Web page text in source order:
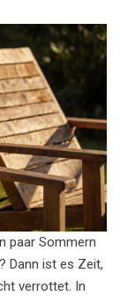
paar Sommern
Dann ist es Zeit,
verrottet. In